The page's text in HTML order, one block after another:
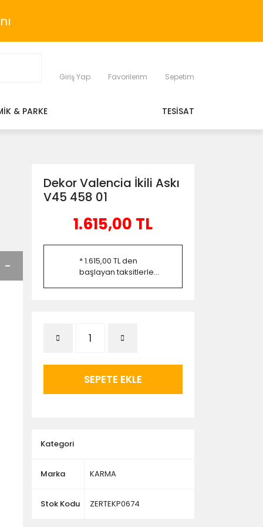
Giriş Yap Favorilerim Sepetim
& PARKE TESİSAT
Dekor Valencia İkili Askı
V45 458 01
1.615,00 TL
* 1.615,00 TL den
başlayan taksitlerle...
SEPETE EKLE
Kategori
Marka KARMA
Stok Kodu ZERTEKP0674